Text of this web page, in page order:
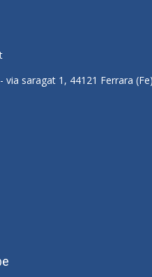
saragat 1, 44121 Ferrara (Fe)